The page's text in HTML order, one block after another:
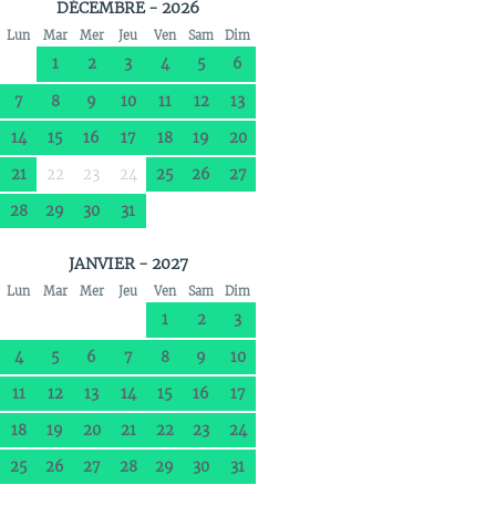
DÉCEMBRE - 2026
Lun Mar Mer Jeu Ven Sam Dim
1 2 3 4 5
6
7
8 9 10 11 12
13
14
15 16 17 18 19
20
21
22 23 24 25 26
27
28
29 30 31
JANVIER - 2027
Lun Mar Mer Jeu Ven Sam Dim
1 2
3
4
5 6 7 8 9
10
11
12 13 14 15 16
17
18
19 20 21 22 23
24
25
26 27 28 29 30 31